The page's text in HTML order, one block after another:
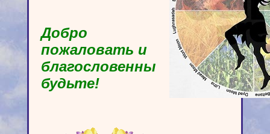
Добро
пожаловать и
благословенны
будьте!